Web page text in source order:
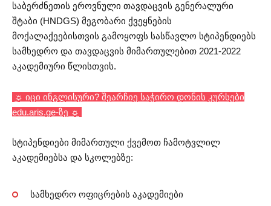
საბერძნეთის ეროვნული თავდაცვის გენერალური
შტაბი (HNDGS) მეგობარი ქვეყნების
მოქალაქეებისთვის გამოყოფს სასწავლო სტიპენდიებს
სამხედრო და თავდაცვის მიმართულებით 2021-2022
აკადემიური წლისთვის.
☼ იცი ინგლისური? შეარჩიე საჭირო დონის კურსები
edu.aris.ge-ზე ☼
სტიპენდიები მიმართული ქვემოთ ჩამოტვლილ
აკადემიებსა და სკოლებზე:
სამხედრო ოფიცრების აკადემიები